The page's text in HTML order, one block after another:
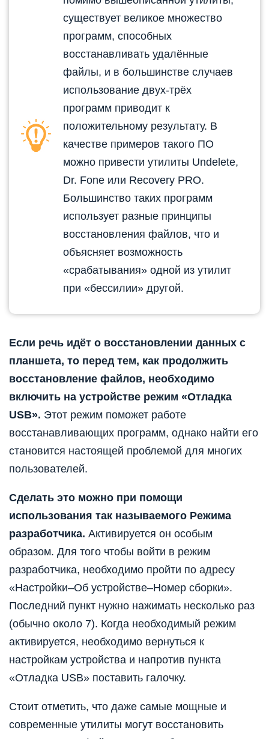
существует великое множество
программ, способных
восстанавливать удалённые
файлы, и в большинстве случаев
использование двух-трёх
программ приводит к
положительному результату. В
качестве примеров такого ПО
можно привести утилиты Undelete,
Dr. Fone или Recovery PRO.
Большинство таких программ
использует разные принципы
восстановления файлов, что и
объясняет возможность
«срабатывания» одной из утилит
при «бессилии» другой.
Если речь идёт о восстановлении данных с
планшета, то перед тем, как продолжить
восстановление файлов, необходимо
включить на устройстве режим «Отладка
USB». Этот режим поможет работе
восстанавливающих программ, однако найти его
становится настоящей проблемой для многих
пользователей.
Сделать это можно при помощи
использования так называемого Режима
разработчика. Активируется он особым
образом. Для того чтобы войти в режим
разработчика, необходимо пройти по адресу
«Настройки–Об устройстве–Номер сборки».
Последний пункт нужно нажимать несколько раз
(обычно около 7). Когда необходимый режим
активируется, необходимо вернуться к
настройкам устройства и напротив пункта
«Отладка USB» поставить галочку.
Стоит отметить, что даже самые мощные и
современные утилиты могут восстановить